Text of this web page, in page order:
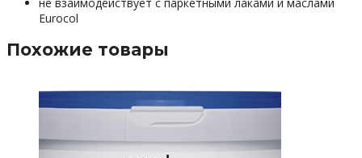
Eurocol
Похожие товары